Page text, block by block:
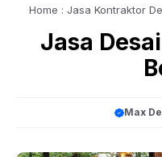
Home : Jasa Kontraktor
Jasa
Max